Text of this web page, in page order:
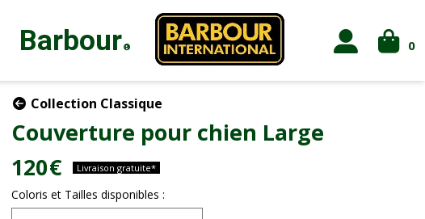
Barbour® 0
Collection Classique
Couverture pour chien Large
120€ Livraison gratuite*
Coloris et Tailles disponibles :